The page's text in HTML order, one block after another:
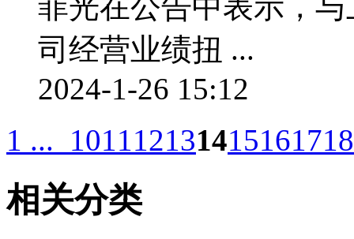
司经营业绩扭 ...
2024-1-26 15:12
1 ... 101112131415161718
相关分类